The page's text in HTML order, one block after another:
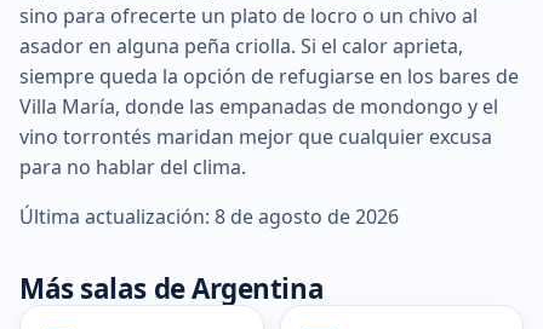
sino para ofrecerte un plato de locro o un chivo al
asador en alguna peña criolla. Si el calor aprieta,
siempre queda la opción de refugiarse en los bares de
Villa María, donde las empanadas de mondongo y el
vino torrontés maridan mejor que cualquier excusa
para no hablar del clima.
Última actualización: 8 de agosto de 2026
Más salas de Argentina